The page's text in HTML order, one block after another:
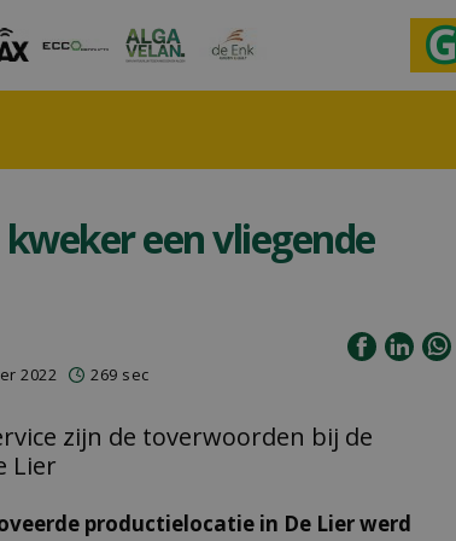
een vliegende
2022 269 sec
zijn de toverwoorden bij de
Lier
productielocatie in De Lier werd